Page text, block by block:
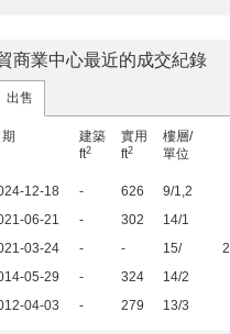
商業中心最近的成交紀錄
出售
期
建築
ft2
實用
ft2
樓層/
單位
12-18 - 626 9/1,2
06-21
- 302 14/1
03-24
- - 15/
05-29
- 324 14/2
04-03
- 279 13/3